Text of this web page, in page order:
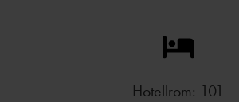
Hotellrom: 101